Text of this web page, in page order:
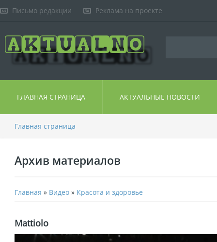
Письмо редакции Реклама на проекте
ГЛАВНАЯ СТРАНИЦА АКТУАЛЬНЫЕ НОВОСТИ
Главная страница
Архив материалов
Главная » Видео » Красота и здоровье
Mattiolo